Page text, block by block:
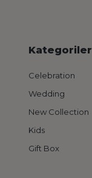
Kategoriler
Celebration
Wedding
New Collection
Kids
Gift Box